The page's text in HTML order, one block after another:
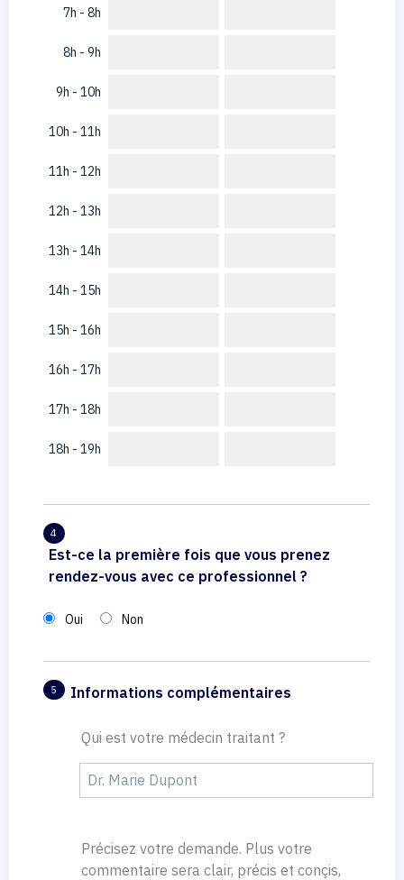
7h - 8h
8h - 9h
9h - 10h
10h - 11h
11h - 12h
12h - 13h
13h - 14h
14h - 15h
15h - 16h
16h - 17h
17h - 18h
18h - 19h
4
Est-ce la première fois que vous prenez
rendez-vous avec ce professionnel ?
Oui Non
5 Informations complémentaires
Qui est votre médecin traitant ?
Précisez votre demande. Plus votre
commentaire sera clair, précis et conçis,